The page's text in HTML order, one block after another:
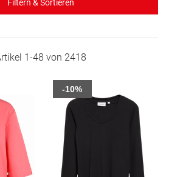
Filtern & Sortieren
1-48 von 2418
-10%